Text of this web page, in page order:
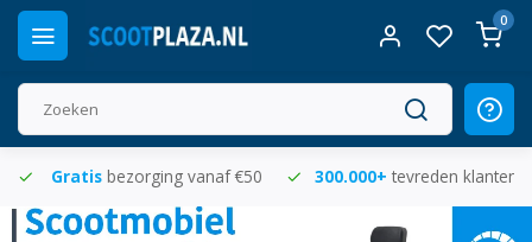
0
Gratis bezorging vanaf €50 300.000+ tevreden klanten